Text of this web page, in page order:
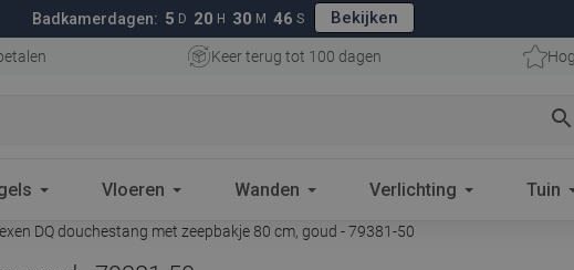
Badkamerdagen: 5 D 20 H 30 M 45 S Bekijken
Keer terug tot 100 dagen
search
Vloeren Wanden Verlichting Tuin
DQ douchestang met zeepbakje 80 cm, goud - 79381-50